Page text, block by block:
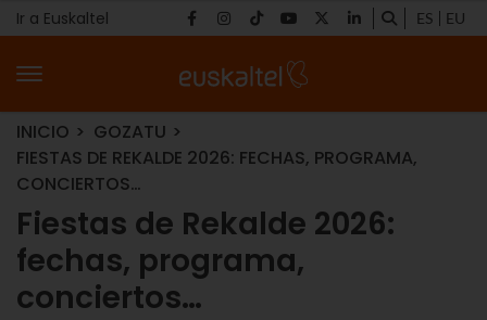
Ir a Euskaltel ES EU
INICIO
GOZATU
FIESTAS DE REKALDE 2026: FECHAS, PROGRAMA,
CONCIERTOS…
Fiestas de Rekalde 2026:
fechas, programa,
conciertos…